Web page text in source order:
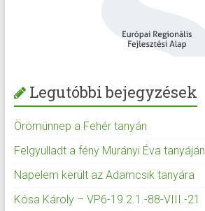
Legutóbbi bejegyzések
Örömünnep a Fehér tanyán
Felgyulladt a fény Murányi Éva tanyáján
Napelem került az Adamcsik tanyára
Kósa Károly – VP6-19.2.1.-88-VIII.-21